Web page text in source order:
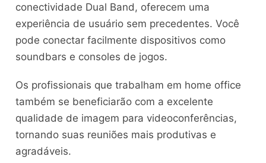
conectividade Dual Band, oferecem uma
experiência de usuário sem precedentes. Você
pode conectar facilmente dispositivos como
soundbars e consoles de jogos.
Os profissionais que trabalham em home office
também se beneficiarão com a excelente
qualidade de imagem para videoconferências,
tornando suas reuniões mais produtivas e
agradáveis.